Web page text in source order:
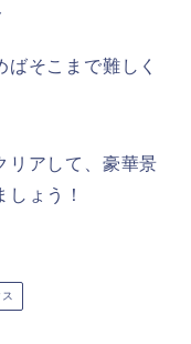
そこまで難しく
リアして、豪華景
ょう！